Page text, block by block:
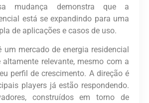
mudança demonstra que a
está se expandindo para uma
de aplicações e casos de uso.
um mercado de energia residencial
altamente relevante, mesmo com a
perfil de crescimento. A direção é
players já estão respondendo.
construídos em torno de